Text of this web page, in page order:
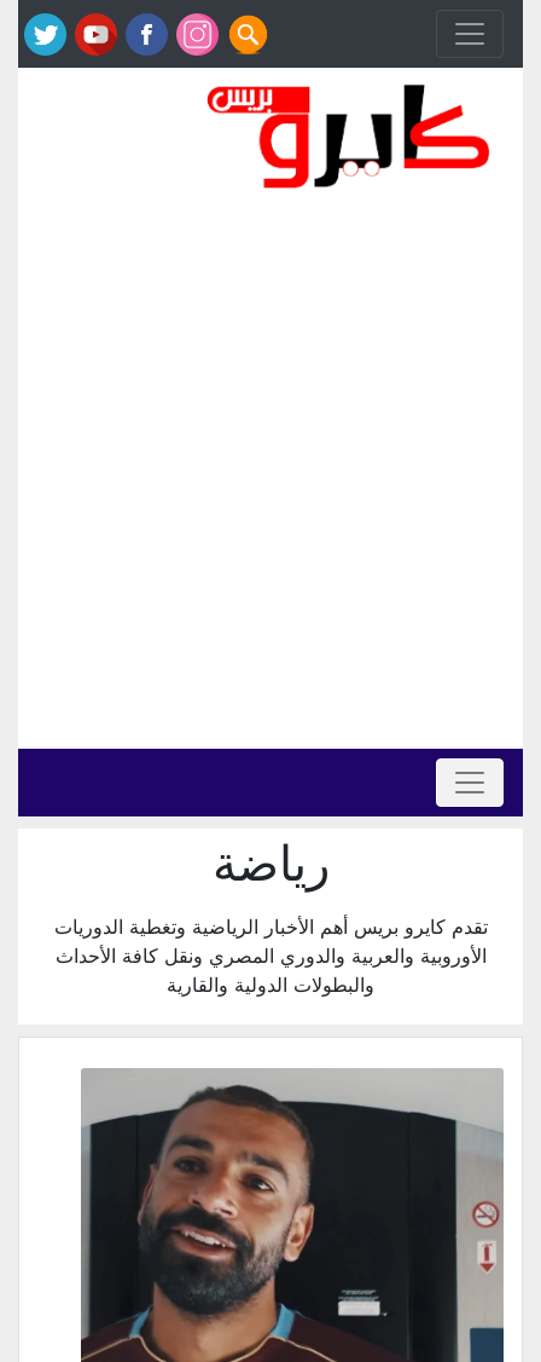
رياضة
تقدم كايرو بريس أهم الأخبار الرياضية وتغطية الدوريات
الأوروبية والعربية والدوري المصري ونقل كافة الأحداث
والبطولات الدولية والقارية